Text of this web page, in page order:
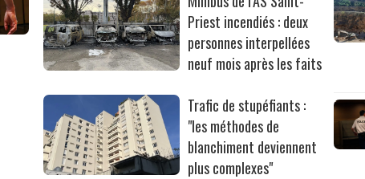
Priest incendiés : deux
personnes interpellées
neuf mois après les faits
Trafic de stupéfiants :
"les méthodes de
blanchiment deviennent
plus complexes"